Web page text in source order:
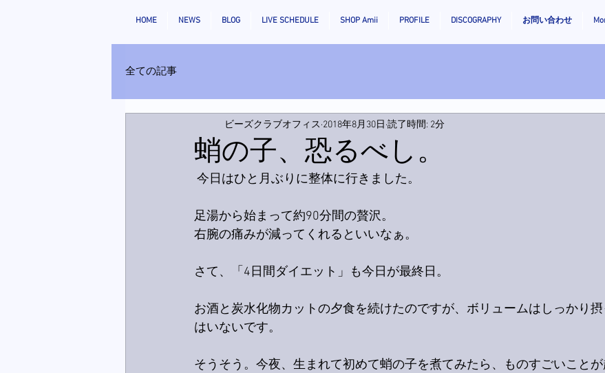
HOME NEWS BLOG LIVE SCHEDULE SHOP Amii PROFILE DISCOGRAPHY お問い合わせ
全ての記事
蛸の子、恐るべし。
ビーズクラブオフィス 2018年8月30日 読了時間: 2分
今日はひと月ぶりに整体に行きました。
足湯から始まって約90分間の贅沢。
右腕の痛みが減ってくれるといいなぁ。
さて、「4日間ダイエット」も今日が最終日。
お酒と炭水化物カットの夕食を続けたのですが、ボリュームはしっかり
はいないです。
そうそう。今夜、生まれて初めて蛸の子を煮てみたら、ものすごいことが